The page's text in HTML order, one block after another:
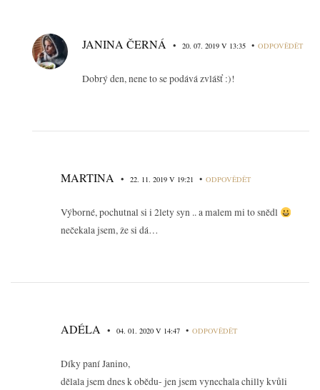
JANINA ČERNÁ • 20. 07. 2019 V 13:35 • ODPOVĚDĚT
Dobrý den, nene to se podává zvlášť :)!
MARTINA • 22. 11. 2019 V 19:21 • ODPOVĚDĚT
Výborné, pochutnal si i 2lety syn .. a malem mi to snědl
nečekala jsem, že si dá…
ADÉLA • 04. 01. 2020 V 14:47 • ODPOVĚDĚT
Díky paní Janino,
dělala jsem dnes k obědu- jen jsem vynechala chilly kvůli